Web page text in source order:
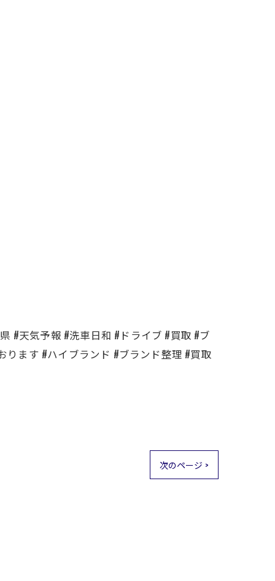
#天気予報 #洗車日和 #ドライブ #買取 #ブ
ます #ハイブランド #ブランド整理 #買取
次のページ >